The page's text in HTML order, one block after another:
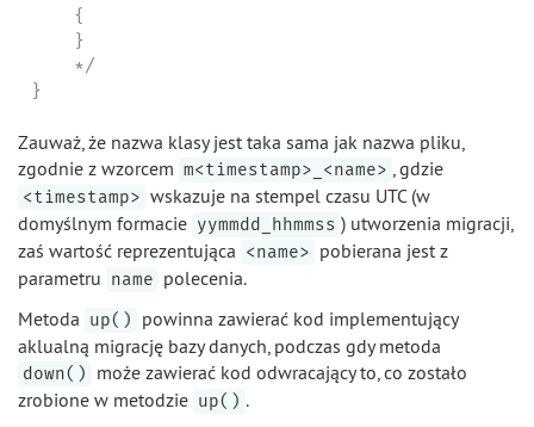
    {
    }
    */
}
Zauważ, że nazwa klasy jest taka sama jak nazwa pliku,
zgodnie z wzorcem m<timestamp>_<name> , gdzie
<timestamp> wskazuje na stempel czasu UTC (w
domyślnym formacie yymmdd_hhmmss ) utworzenia migracji,
zaś wartość reprezentująca <name> pobierana jest z
parametru name polecenia.
Metoda up()
powinna zawierać kod implementujący
aklualną migrację bazy danych, podczas gdy metoda
down()
może zawierać kod odwracający to, co zostało
zrobione w metodzie up() .